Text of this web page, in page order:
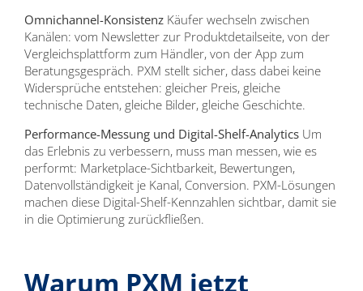
Omnichannel-Konsistenz Käufer wechseln zwischen
Kanälen: vom Newsletter zur Produktdetailseite, von der
Vergleichsplattform zum Händler, von der App zum
Beratungsgespräch. PXM stellt sicher, dass dabei keine
Widersprüche entstehen: gleicher Preis, gleiche
technische Daten, gleiche Bilder, gleiche Geschichte.
Performance-Messung und Digital-Shelf-Analytics Um
das Erlebnis zu verbessern, muss man messen, wie es
performt: Marketplace-Sichtbarkeit, Bewertungen,
Datenvollständigkeit je Kanal, Conversion. PXM-Lösungen
machen diese Digital-Shelf-Kennzahlen sichtbar, damit sie
in die Optimierung zurückfließen.
Warum PXM jetzt